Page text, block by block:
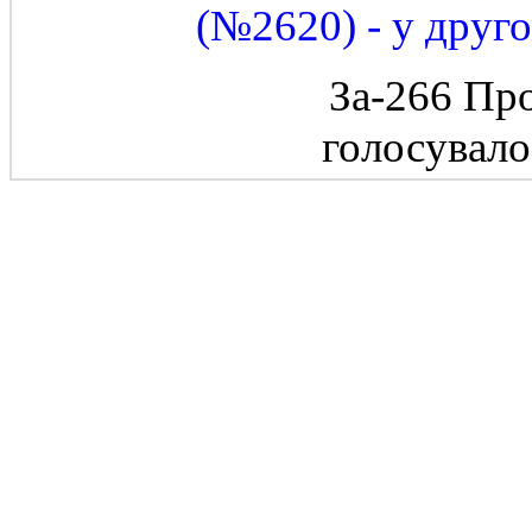
(№2620) - у
За-266